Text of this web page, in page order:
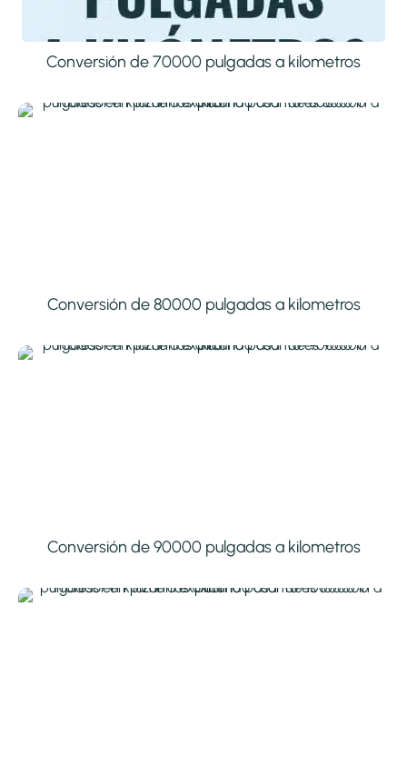
Conversión de 70000 pulgadas a kilometros
Conversión de 80000 pulgadas a kilometros
Conversión de 90000 pulgadas a kilometros